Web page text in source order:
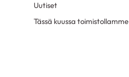
Uutiset
Tässä kuussa toimistollamme